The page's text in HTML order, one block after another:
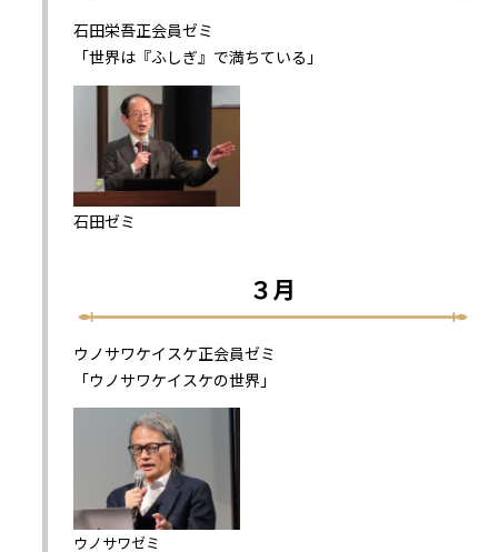
石田栄吾正会員ゼミ
「世界は『ふしぎ』で満ちている」
石田ゼミ
３月
ウノサワケイスケ正会員ゼミ
「ウノサワケイスケの世界」
ウノサワゼミ